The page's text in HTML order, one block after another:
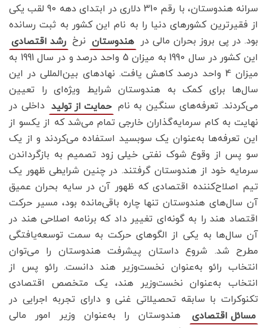
سرانه هندوستان، با رقم 310 دلاری در ابتدای دهه 90 لقب یکی
از فقیرترین کشورهای دنیا را به نام این کشور به ثبت رسانده
بود. در پی بروز بحران مالی در
هندوستان نرخ رشد اقتصادی
این کشور در سال 1990 به میزان 5 واحد درصد و در سال 1991 به
میزان 4 واحد درصد کاهش یافت. نهادهای بین‌المللی در این
سال‌ها برای کمک به هندوستان شرایط ویژه‌ای را تعیین
می‌کردند. تعرفه‌های سنگین به نام حمایت از تولید داخلی در
نهایت به کام سرمایه‌گذاران خارجی تمام می‌شد که از یکسو از
این تعرفه‌ها به‌عنوان یک سوبسید استفاده می‌کردند و از یک
سو پس از وقوع شوک نفتی خیلی زود تصمیم به بازگرداندن
سرمایه خود از هندوستان گرفتند. در چنین شرایطی ظهور یک
تیم اصلاح‌کننده اقتصادی که ظهور آن در سایه بحران عمیق
آن سال‌های هندوستان تنها چاره باقی‌مانده بود، مسیر حرکت
اقتصاد هند را به گونه‌ای تغییر داد که برنامه اصلاحی هند در
آن سال‌ها به یکی از الگوهای حرکت به سمت توسعه‌یافتگی
مطرح شد. شروع داستان پیشرفت هندوستان را می‌توان
انتخاب رائو به‌عنوان نخست‌وزیر هند دانست. رائو پس از
انتخاب به‌عنوان نخست‌وزیر هند، یک متخصص اقتصادی
تکنوکرات با سابقه تحصیلاتی غنی و دارای تجربه اجرایی در
مسائل اقتصادی
هندوستان را به‌عنوان وزیر امور مالی